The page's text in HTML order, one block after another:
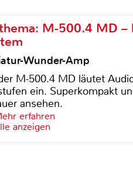
M-500.4 MD
Wunder-Amp
M-500.4 MD läutet
ein. Superkompakt
ansehen.
erfahren
anzeigen